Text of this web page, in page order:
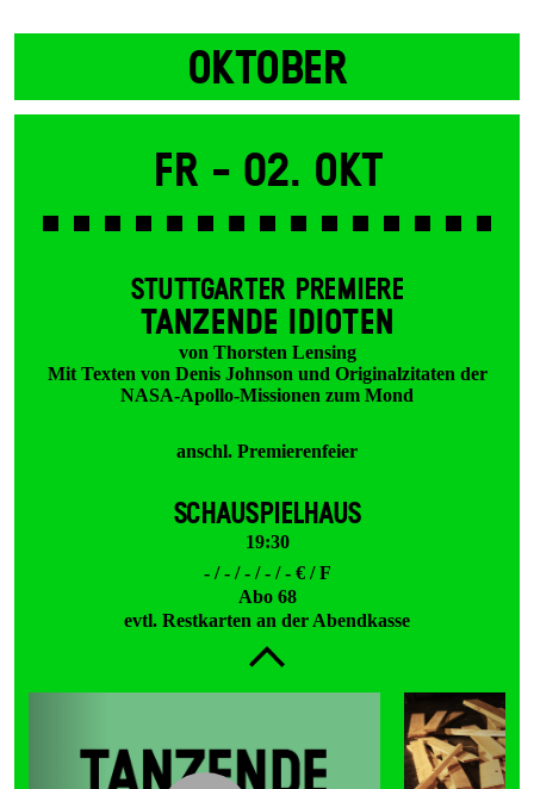
OKTOBER
Fr - 02. Okt
STUTTGARTER PREMIERE
TANZENDE IDIOTEN
von Thorsten Lensing
Mit Texten von Denis Johnson und Originalzitaten der
NASA-Apollo-Missionen zum Mond
anschl. Premierenfeier
SCHAUSPIELHAUS
19:30
- / - / - / - / - € / F
Abo 68
evtl. Restkarten an der Abendkasse